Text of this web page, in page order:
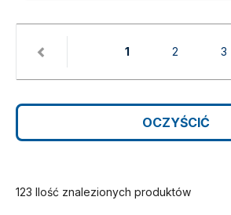
1(current)
2 3
OCZYŚCIĆ
123 Ilość znalezionych produktów